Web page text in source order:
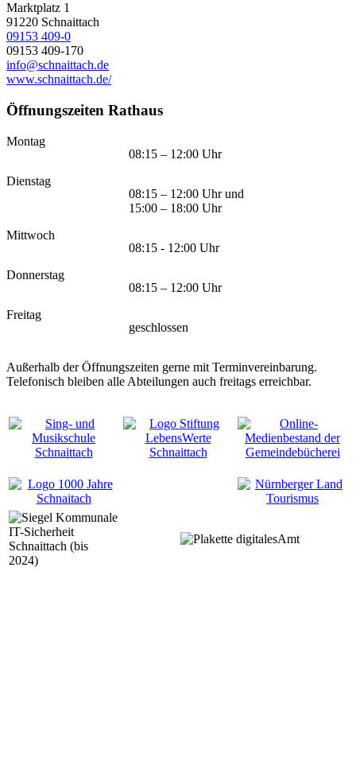
Marktplatz 1
91220 Schnaittach
09153 409-0
09153 409-170
info@schnaittach.de
www.schnaittach.de/
Öffnungszeiten Rathaus
Montag
08:15 – 12:00 Uhr
Dienstag
08:15 – 12:00 Uhr und
15:00 – 18:00 Uhr
Mittwoch
08:15 - 12:00 Uhr
Donnerstag
08:15 – 12:00 Uhr
Freitag
geschlossen
Außerhalb der Öffnungszeiten gerne mit Terminvereinbarung.
Telefonisch bleiben alle Abteilungen auch freitags erreichbar.